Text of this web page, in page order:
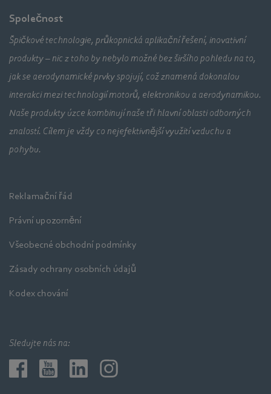
Společnost
Špičkové technologie, průkopnická aplikační řešení, inovativní
produkty – nic z toho by nebylo možné bez širšího pohledu na to,
jak se aerodynamické prvky spojují, což znamená dokonalou
interakci mezi technologií motorů, elektronikou a aerodynamikou.
Naše produkty úzce kombinují naše tři hlavní oblasti odborných
znalostí. Cílem je vždy co nejefektivnější využití vzduchu a
pohybu.
Reklamační řád
Právní upozornění
Všeobecné obchodní podmínky
Zásady ochrany osobních údajů
Kodex chování
Sledujte nás na: